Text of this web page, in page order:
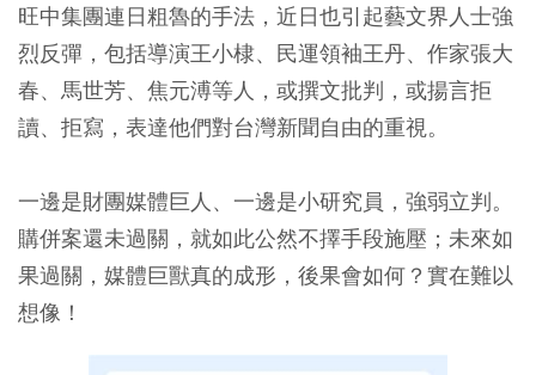
旺中集團連日粗魯的手法，近日也引起藝文界人士強
烈反彈，包括導演王小棣、民運領袖王丹、作家張大
春、馬世芳、焦元溥等人，或撰文批判，或揚言拒
讀、拒寫，表達他們對台灣新聞自由的重視。
一邊是財團媒體巨人、一邊是小研究員，強弱立判。
購併案還未過關，就如此公然不擇手段施壓；未來如
果過關，媒體巨獸真的成形，後果會如何？實在難以
想像！